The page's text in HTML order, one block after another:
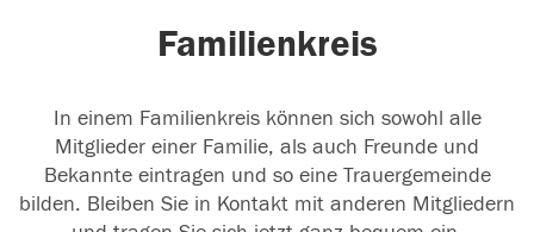
Familienkreis
In einem Familienkreis können sich sowohl alle
Mitglieder einer Familie, als auch Freunde und
Bekannte eintragen und so eine Trauergemeinde
bilden. Bleiben Sie in Kontakt mit anderen Mitgliedern